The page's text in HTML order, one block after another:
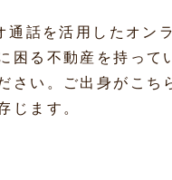
話を活用したオン
困る不動産を持っ
さい。ご出身がこ
じます。